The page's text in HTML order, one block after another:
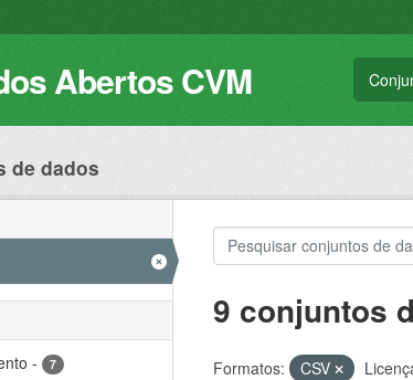
Abertos CVM
de dados
- 7
9 conjuntos
Formatos: CSV